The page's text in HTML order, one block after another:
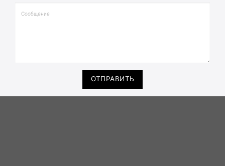
ОТПРАВИТЬ